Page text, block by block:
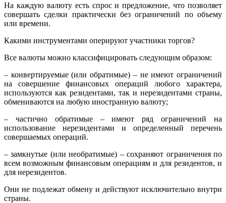
На каждую валюту есть спрос и предложение, что позволяет
совершать сделки практически без ограничений по объему
или времени.
Какими инструментами оперируют участники торгов?
Все валюты можно классифицировать следующим образом:
– конвертируемые (или обратимые) – не имеют ограничений
на совершение финансовых операций любого характера,
используются как резидентами, так и нерезидентами страны,
обмениваются на любую иностранную валюту;
– частично обратимые – имеют ряд ограничений на
использование нерезидентами и определенный перечень
совершаемых операций.
– замкнутые (или необратимые) – сохраняют ограничения по
всем возможным финансовым операциям и для резидентов, и
для нерезидентов.
Они не подлежат обмену и действуют исключительно внутри
страны.